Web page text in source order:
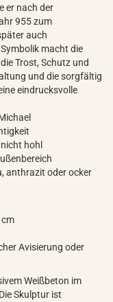
er nach der
955 zum
auch
macht die
Trost, Schutz und
und die sorgfältig
eindrucksvolle
hohl
anthrazit oder ocker
cm
Avisierung oder
Weißbeton im
Skulptur ist